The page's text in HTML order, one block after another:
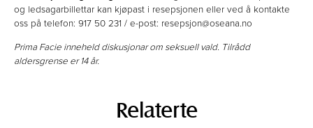
og ledsagarbillettar kan kjøpast i resepsjonen eller ved å kontakte
oss på telefon: 917 50 231 / e-post: resepsjon@oseana.no
Prima Facie inneheld diskusjonar om seksuell vald. Tilrådd
aldersgrense er 14 år.
Relaterte